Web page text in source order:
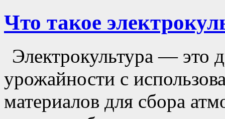
Что такое
Электрокультура — это
урожайности с
материалов для сбора